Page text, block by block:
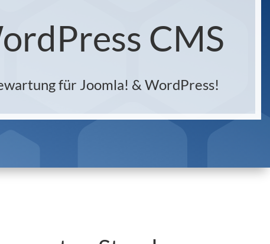
CMS
für Joomla! & WordPress!